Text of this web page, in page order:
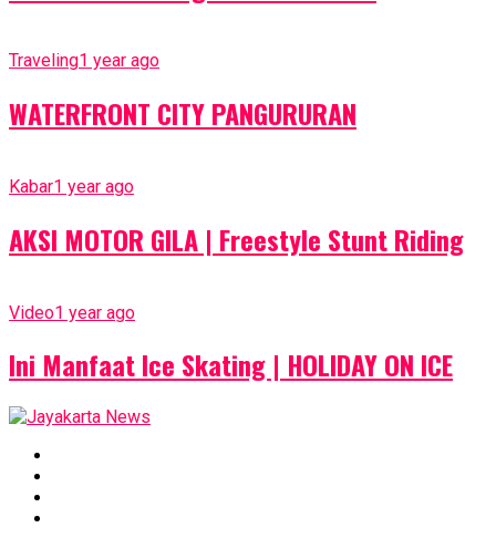
Traveling1 year ago
WATERFRONT CITY PANGURURAN
Kabar1 year ago
AKSI MOTOR GILA | Freestyle Stunt Riding
Video1 year ago
Ini Manfaat Ice Skating | HOLIDAY ON ICE